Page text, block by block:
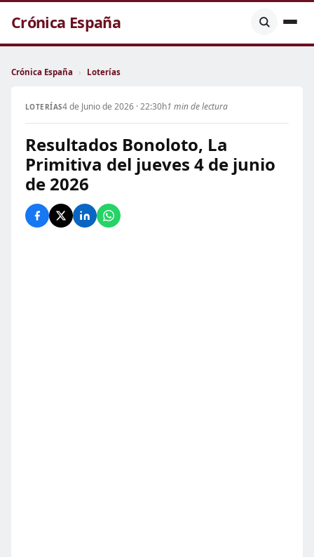
Crónica España
Crónica España › Loterías
LOTERÍAS4 de Junio de 2026 · 22:30h1 min de lectura
Resultados Bonoloto, La
Primitiva del jueves 4 de junio
de 2026